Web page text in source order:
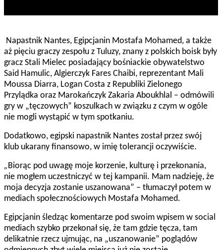
Napastnik Nantes, Egipcjanin Mostafa Mohamed, a także
aż pięciu graczy zespołu z Tuluzy, znany z polskich boisk były
gracz Stali Mielec posiadający bośniackie obywatelstwo
Said Hamulic, Algierczyk Fares Chaibi, reprezentant Mali
Moussa Diarra, Logan Costa z Republiki Zielonego
Przylądka oraz Marokańczyk Zakaria Aboukhlal – odmówili
gry w „tęczowych” koszulkach w związku z czym w ogóle
nie mogli wystąpić w tym spotkaniu.
Dodatkowo, egipski napastnik Nantes został przez swój
klub ukarany finansowo, w imię tolerancji oczywiście.
„Biorąc pod uwagę moje korzenie, kulturę i przekonania,
nie mogłem uczestniczyć w tej kampanii. Mam nadzieję, że
moja decyzja zostanie uszanowana” – tłumaczył potem w
mediach społecznościowych Mostafa Mohamed.
Egipcjanin śledząc komentarze pod swoim wpisem w social
mediach szybko przekonał się, że tam gdzie tęcza, tam
delikatnie rzecz ujmując, na „uszanowanie” poglądów